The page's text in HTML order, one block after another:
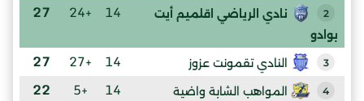
2
نادي الرياضي اقلميم أيت
بوادو
14
+24
27
3 النادي تقمونت عزوز 14
+27
27
4 المواهب الشابة واضية 14
+5
22